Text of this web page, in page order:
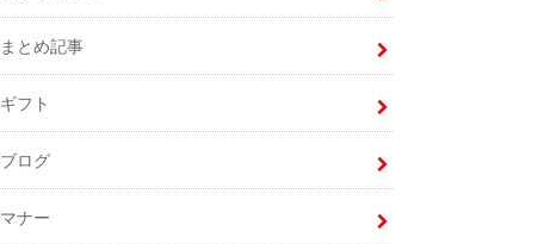
まとめ記事
ギフト
ブログ
マナー